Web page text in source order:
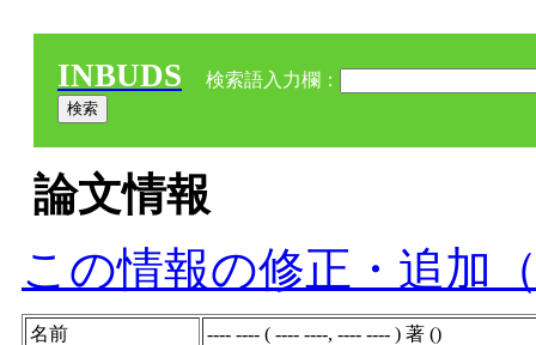
INBUDS 検索語入力欄：
論文情報
この情報の修正・追加
名前
---- ---- ( ---- ----, ---- ---- ) 著 ()